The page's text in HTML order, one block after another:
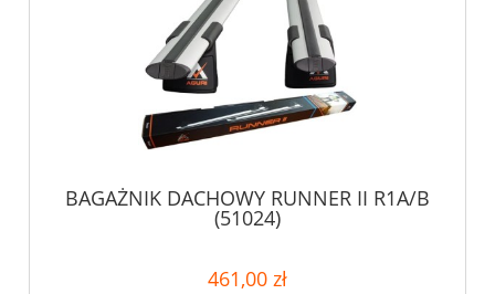
BAGAŻNIK DACHOWY RUNNER II R1A/B
(51024)
461,00 zł